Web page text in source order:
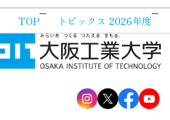
TOP トピックス 2026年度